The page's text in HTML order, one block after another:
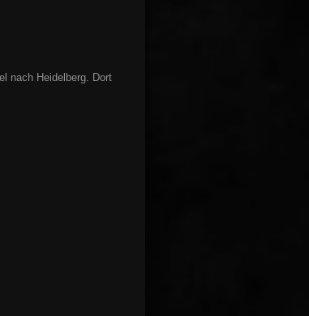
nach Heidelberg. Dort